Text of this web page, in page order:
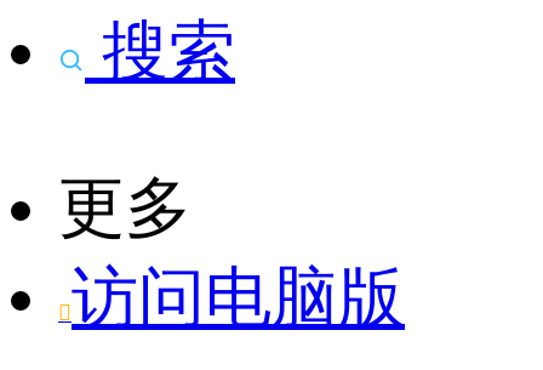
搜索
更多
访问电脑版